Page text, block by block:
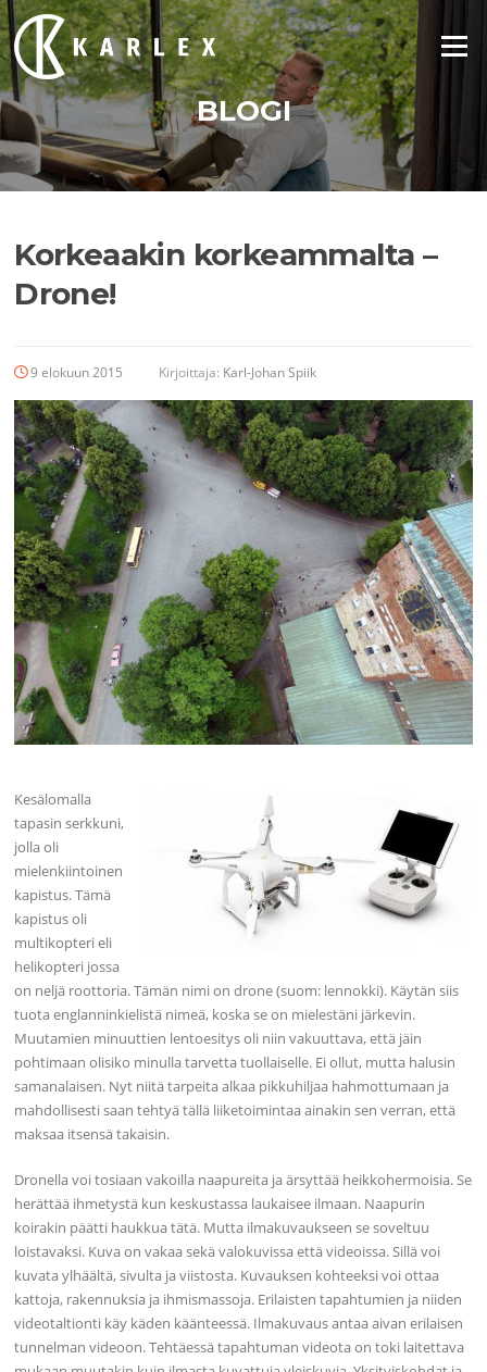
Siirry
suoraan
sisältöön
Valikko
BLOGI
Korkeaakin korkeammalta –
Drone!
9 elokuun 2015 Kirjoittaja: Karl-Johan Spiik
Kesälomalla
tapasin serkkuni,
jolla oli
mielenkiintoinen
kapistus. Tämä
kapistus oli
multikopteri eli
helikopteri jossa
on neljä roottoria. Tämän nimi on drone (suom: lennokki). Käytän siis
tuota englanninkielistä nimeä, koska se on mielestäni järkevin.
Muutamien minuuttien lentoesitys oli niin vakuuttava, että jäin
pohtimaan olisiko minulla tarvetta tuollaiselle. Ei ollut, mutta halusin
samanalaisen. Nyt niitä tarpeita alkaa pikkuhiljaa hahmottumaan ja
mahdollisesti saan tehtyä tällä liiketoimintaa ainakin sen verran, että
maksaa itsensä takaisin.
Dronella voi tosiaan vakoilla naapureita ja ärsyttää heikkohermoisia. Se
herättää ihmetystä kun keskustassa laukaisee ilmaan. Naapurin
koirakin päätti haukkua tätä. Mutta ilmakuvaukseen se soveltuu
loistavaksi. Kuva on vakaa sekä valokuvissa että videoissa. Sillä voi
kuvata ylhäältä, sivulta ja viistosta. Kuvauksen kohteeksi voi ottaa
kattoja, rakennuksia ja ihmismassoja. Erilaisten tapahtumien ja niiden
videotaltionti käy käden käänteessä. Ilmakuvaus antaa aivan erilaisen
tunnelman videoon. Tehtäessä tapahtuman videota on toki laitettava